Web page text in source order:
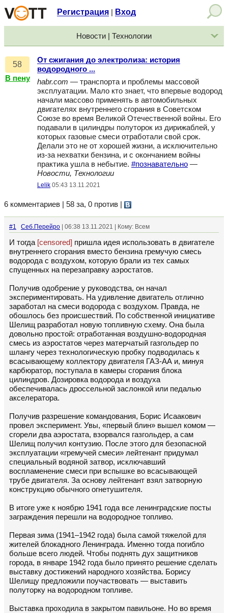
Регистрация Вход
Новости | Технологии
58
В пену
От сжигания до электролиза: история
водородного ...
habr.com — транспорта и проблемы массовой
эксплуатации. Мало кто знает, что впервые водород
начали массово применять в автомобильных
двигателях внутреннего сгорания в Советском
Союзе во время Великой Отечественной войны. Его
подавали в цилиндры полуторок из дирижаблей, у
которых газовые смеси отработали свой срок.
Делали это не от хорошей жизни, а исключительно
из-за нехватки бензина, и с окончанием войны
практика ушла в небытие. #познавательно —
Новости, Технологии
Lelik 05:43 13.11.2021
6 комментариев | 58 за, 0 против
#1 Сeб.Перейро | 06:38 13.11.2021 | Кому: Всем
И тогда [censored] пришла идея использовать в двигателе
внутреннего сгорания вместо бензина гремучую смесь
водорода с воздухом, которую брали из тех самых
спущенных на перезаправку аэростатов.
Получив одобрение у руководства, он начал
экспериментировать. На удивление двигатель отлично
заработал на смеси водорода с воздухом. Правда, не
обошлось без происшествий. По собственной инициативе
Шелищ разработал новую топливную схему. Она была
довольно простой: отработанная воздушно-водородная
смесь из аэростатов через матерчатый газгольдер по
шлангу через технологическую пробку подводилась к
всасывающему коллектору двигателя ГАЗ-АА и, минуя
карбюратор, поступала в камеры сгорания блока
цилиндров. Дозировка водорода и воздуха
обеспечивалась дроссельной заслонкой или педалью
акселератора.
Получив разрешение командования, Борис Исаакович
провел эксперимент. Увы, «первый блин» вышел комом —
сгорели два аэростата, взорвался газгольдер, а сам
Шелищ получил контузию. После этого для безопасной
эксплуатации «гремучей смеси» лейтенант придумал
специальный водяной затвор, исключавший
воспламенение смеси при вспышке во всасывающей
трубе двигателя. За основу лейтенант взял затворную
конструкцию обычного огнетушителя.
В итоге уже к ноябрю 1941 года все ленинградские посты
заграждения перешли на водородное топливо.
Первая зима (1941–1942 года) была самой тяжелой для
жителей блокадного Ленинграда. Именно тогда погибло
больше всего людей. Чтобы поднять дух защитников
города, в январе 1942 года было принято решение сделать
выставку достижений народного хозяйства. Борису
Шелищу предложили поучаствовать — выставить
полуторку на водородном топливе.
Выставка проходила в закрытом павильоне. Но во время